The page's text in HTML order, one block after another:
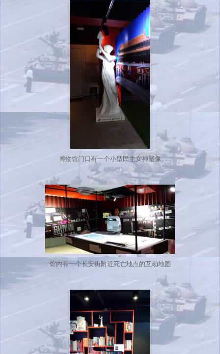
博物馆门口有一个小型民主女神塑像
馆内有一个长安街附近死亡地点的互动地图